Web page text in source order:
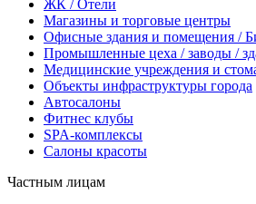
ЖК / Отели
Магазины и торговые центры
Офисные здания и помещения /
Промышленные цеха / заводы /
Медицинские учреждения и
Объекты инфраструктуры города
Автосалоны
Фитнес клубы
SPA-комплексы
Салоны красоты
Частным лицам